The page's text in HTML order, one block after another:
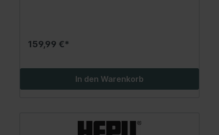
159,99 €*
In den Warenkorb